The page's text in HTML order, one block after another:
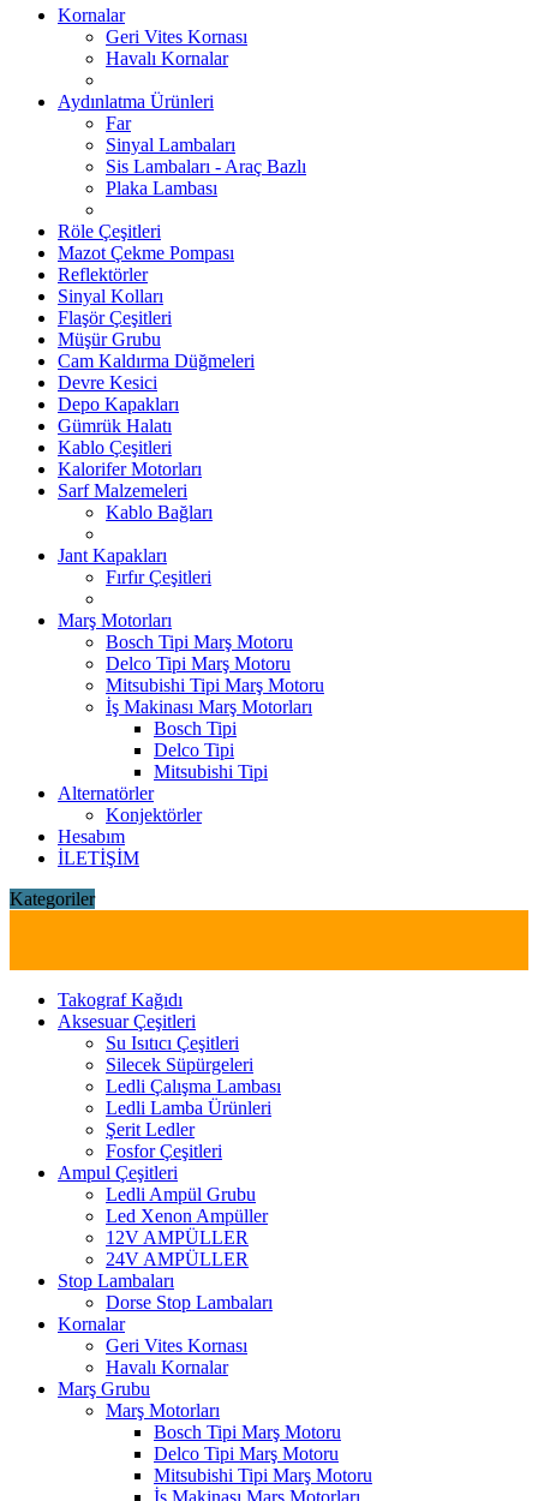
Kornalar
Geri Vites Kornası
Havalı Kornalar
Aydınlatma Ürünleri
Far
Sinyal Lambaları
Sis Lambaları - Araç Bazlı
Plaka Lambası
Röle Çeşitleri
Mazot Çekme Pompası
Reflektörler
Sinyal Kolları
Flaşör Çeşitleri
Müşür Grubu
Cam Kaldırma Düğmeleri
Devre Kesici
Depo Kapakları
Gümrük Halatı
Kablo Çeşitleri
Kalorifer Motorları
Sarf Malzemeleri
Kablo Bağları
Jant Kapakları
Fırfır Çeşitleri
Marş Motorları
Bosch Tipi Marş Motoru
Delco Tipi Marş Motoru
Mitsubishi Tipi Marş Motoru
İş Makinası Marş Motorları
Bosch Tipi
Delco Tipi
Mitsubishi Tipi
Alternatörler
Konjektörler
Hesabım
İLETİŞİM
Kategoriler
Takograf Kağıdı
Aksesuar Çeşitleri
Su Isıtıcı Çeşitleri
Silecek Süpürgeleri
Ledli Çalışma Lambası
Ledli Lamba Ürünleri
Şerit Ledler
Fosfor Çeşitleri
Ampul Çeşitleri
Ledli Ampül Grubu
Led Xenon Ampüller
12V AMPÜLLER
24V AMPÜLLER
Stop Lambaları
Dorse Stop Lambaları
Kornalar
Geri Vites Kornası
Havalı Kornalar
Marş Grubu
Marş Motorları
Bosch Tipi Marş Motoru
Delco Tipi Marş Motoru
Mitsubishi Tipi Marş Motoru
İş Makinası Marş Motorları